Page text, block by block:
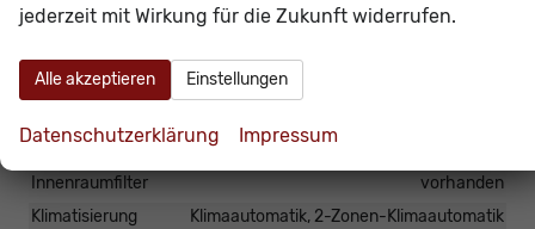
Ambiente-Beleuchtung
Innenraumfilter
vorhanden
Klimatisierung
Klimaautomatik, 2-Zonen-Klimaautomatik
jederzeit mit Wirkung für die Zukunft widerrufen.
Alle akzeptieren Einstellungen
Datenschutzerklärung Impressum